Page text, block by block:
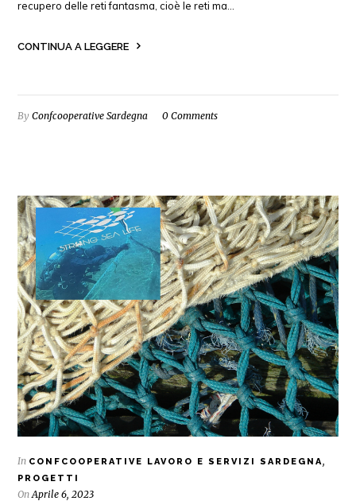
recupero delle reti fantasma, cioè le reti ma…
CONTINUA A LEGGERE
ByConfcooperative Sardegna 0 Comments
In CONFCOOPERATIVE LAVORO E SERVIZI SARDEGNA,
PROGETTI
OnAprile 6, 2023